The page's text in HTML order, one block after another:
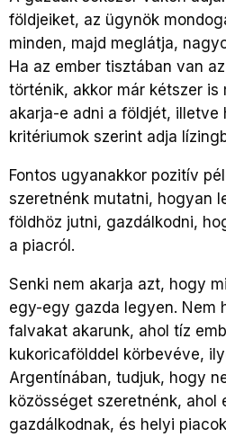
földjeiket, az ügynök
minden, majd meglátja,
Ha az ember tisztában van
történik, akkor már kétszer is
akarja-e adni a földjét, illetve
kritériumok szerint adja
Fontos ugyanakkor pozitív
szeretnénk mutatni, hogyan
földhöz jutni, gazdálkodni,
a piacról.
Senki nem akarja azt, hogy
egy-egy gazda legyen. Nem
falvakat akarunk, ahol tíz
kukoricafölddel körbevéve,
Argentínában, tudjuk, hogy
közösséget szeretnénk, ahol
gazdálkodnak, és helyi